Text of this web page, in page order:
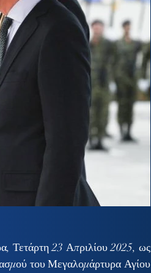
Τετάρτη 23 Απριλίου 2025, ως
του Μεγαλομάρτυρα Αγίου